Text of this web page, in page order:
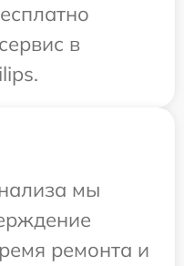
в
мы
ремонта и